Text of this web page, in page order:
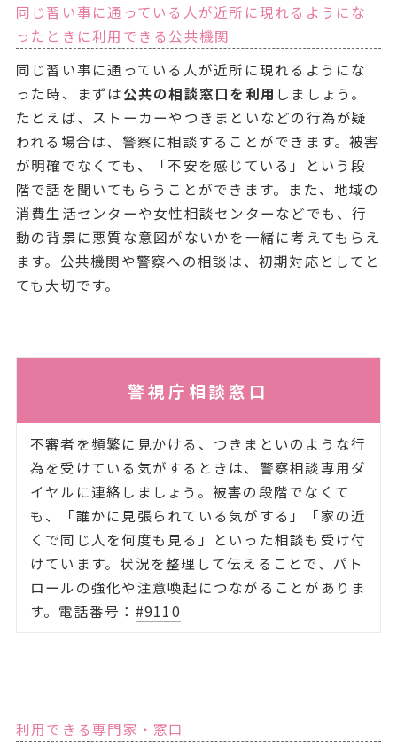
同じ習い事に通っている人が近所に現れるようにな
ったときに利用できる公共機関
同じ習い事に通っている人が近所に現れるようにな
った時、まずは公共の相談窓口を利用 しましょう。
たとえば、ストーカーやつきまといなどの行為が疑
われる場合は、警察に相談することができます。被害
が明確でなくても、「不安を感じている」という段
階で話を聞いてもらうことができます。また、地域の
消費生活センターや女性相談センターなどでも、行
動の背景に悪質な意図がないかを一緒に考えてもらえ
ます。公共機関や警察への相談は、初期対応としてと
ても大切です。
警視庁相談窓口
不審者を頻繁に見かける、つきまといのような行
為を受けている気がするときは、警察相談専用ダ
イヤルに連絡しましょう。被害の段階でなくて
も、「誰かに見張られている気がする」「家の近
くで同じ人を何度も見る」といった相談も受け付
けています。状況を整理して伝えることで、パト
ロールの強化や注意喚起につながることがありま
す。電話番号： #9110
利用できる専門家・窓口